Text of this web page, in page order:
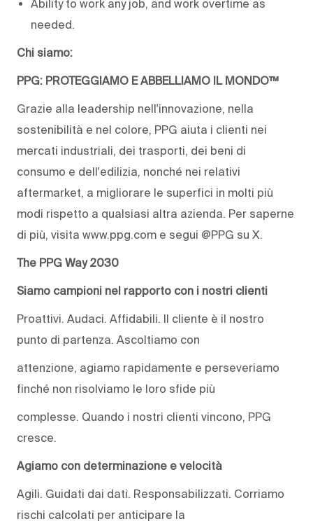
Ability to work any job, and work overtime as
needed.
Chi siamo:
PPG: PROTEGGIAMO E ABBELLIAMO IL MONDO™
Grazie alla leadership nell'innovazione, nella
sostenibilità e nel colore, PPG aiuta i clienti nei
mercati industriali, dei trasporti, dei beni di
consumo e dell'edilizia, nonché nei relativi
aftermarket, a migliorare le superfici in molti più
modi rispetto a qualsiasi altra azienda. Per saperne
di più, visita www.ppg.com e segui @PPG su X.
The PPG Way 2030
Siamo campioni nel rapporto con i nostri clienti
Proattivi. Audaci. Affidabili. Il cliente è il nostro
punto di partenza. Ascoltiamo con
attenzione, agiamo rapidamente e perseveriamo
finché non risolviamo le loro sfide più
complesse. Quando i nostri clienti vincono, PPG
cresce.
Agiamo con determinazione e velocità
Agili. Guidati dai dati. Responsabilizzati. Corriamo
rischi calcolati per anticipare la